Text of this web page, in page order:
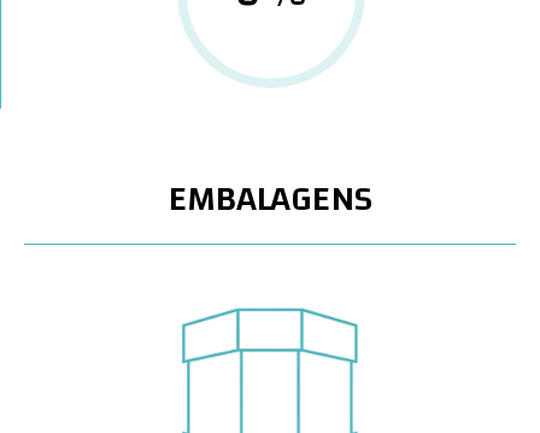
EMBALAGENS